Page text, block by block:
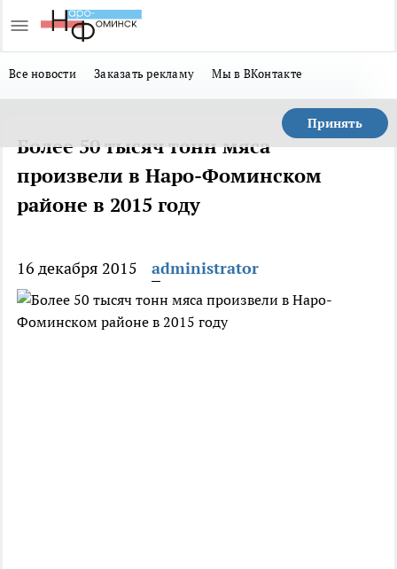
Все новости Заказать рекламу Мы в ВКонтакте
Принять
Более 50 тысяч тонн мяса
произвели в Наро-Фоминском
районе в 2015 году
16 декабря 2015 administrator